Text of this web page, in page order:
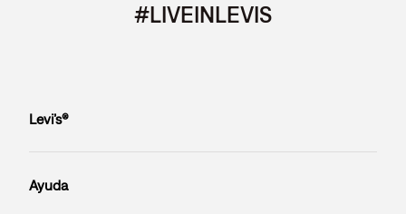
#LIVEINLEVIS
Levi’s®
Ayuda